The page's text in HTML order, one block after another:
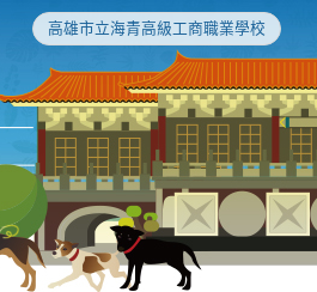
高雄市立海青高級工商職業學校